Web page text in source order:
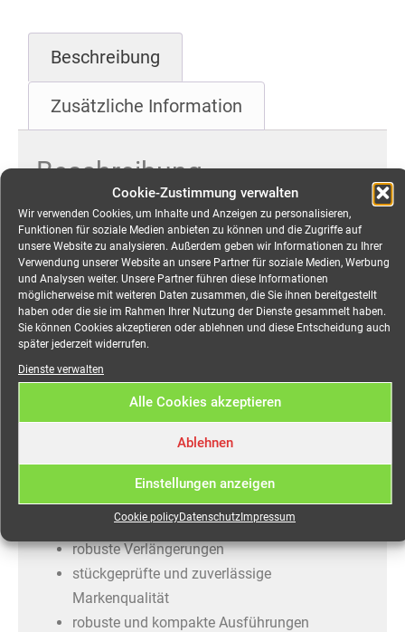
Cookie-Zustimmung verwalten
Wir verwenden Cookies, um Inhalte und Anzeigen zu personalisieren,
Funktionen für soziale Medien anbieten zu können und die Zugriffe auf
unsere Website zu analysieren. Außerdem geben wir Informationen zu Ihrer
Verwendung unserer Website an unsere Partner für soziale Medien, Werbung
und Analysen weiter. Unsere Partner führen diese Informationen
möglicherweise mit weiteren Daten zusammen, die Sie ihnen bereitgestellt
haben oder die sie im Rahmen Ihrer Nutzung der Dienste gesammelt haben.
Sie können Cookies akzeptieren oder ablehnen und diese Entscheidung auch
später jederzeit widerrufen.
Dienste verwalten
Alle Cookies akzeptieren
Ablehnen
Einstellungen anzeigen
Cookie policyDatenschutzImpressum
Beschreibung
Zusätzliche Information
Beschreibung
CEE 16A Kabel, 5-pol,
5×2,5mm², 5,0 Meter
mieten
SiRoX Verlängerung, schwarz, 5 m, 1x CEE-Stecker
und Kupplung, H07RN-F 5G2,5, 16 A
Ausgezeichnet durch hochwertige Verarbeitung und
besondere Langlebigkeit, überzeugt SiRoX® Kabel
und Verlängerungen auch für den anspruchsvollen
Gebrauch auf der Baustelle oder bei
Veranstaltungen.
robuste Verlängerungen
stückgeprüfte und zuverlässige
Markenqualität
robuste und kompakte Ausführungen